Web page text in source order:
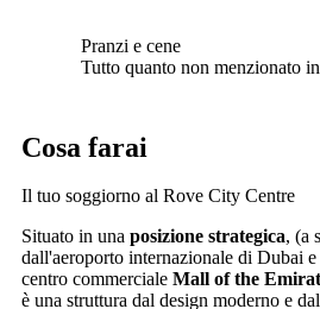
Pranzi e cene
Tutto quanto non menzionato
Cosa farai
Il tuo soggiorno al Rove City Centre
Situato in una posizione strategica, (a
dall'aeroporto internazionale di Dubai
centro commerciale Mall of the
è una struttura dal design moderno e